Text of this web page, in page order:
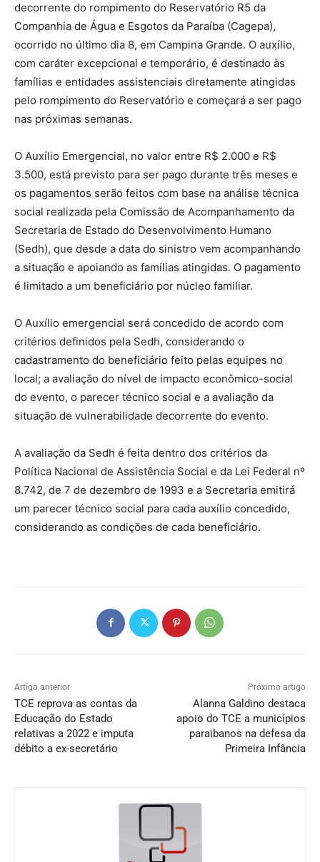
decorrente do rompimento do Reservatório R5 da
Companhia de Água e Esgotos da Paraíba (Cagepa),
ocorrido no último dia 8, em Campina Grande. O auxílio,
com caráter excepcional e temporário, é destinado às
famílias e entidades assistenciais diretamente atingidas
pelo rompimento do Reservatório e começará a ser pago
nas próximas semanas.
O Auxílio Emergencial, no valor entre R$ 2.000 e R$
3.500, está previsto para ser pago durante três meses e
os pagamentos serão feitos com base na análise técnica
social realizada pela Comissão de Acompanhamento da
Secretaria de Estado do Desenvolvimento Humano
(Sedh), que desde a data do sinistro vem acompanhando
a situação e apoiando as famílias atingidas. O pagamento
é limitado a um beneficiário por núcleo familiar.
O Auxílio emergencial será concedido de acordo com
critérios definidos pela Sedh, considerando o
cadastramento do beneficiário feito pelas equipes no
local; a avaliação do nível de impacto econômico-social
do evento, o parecer técnico social e a avaliação da
situação de vulnerabilidade decorrente do evento.
A avaliação da Sedh é feita dentro dos critérios da
Política Nacional de Assistência Social e da Lei Federal nº
8.742, de 7 de dezembro de 1993 e a Secretaria emitirá
um parecer técnico social para cada auxílio concedido,
considerando as condições de cada beneficiário.
Artigo anterior
TCE reprova as contas da
Educação do Estado
relativas a 2022 e imputa
débito a ex-secretário
Próximo artigo
Alanna Galdino destaca
apoio do TCE a municípios
paraibanos na defesa da
Primeira Infância